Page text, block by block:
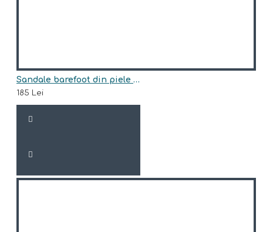
Sandale barefoot din piele naturala model BRUCE
185 Lei